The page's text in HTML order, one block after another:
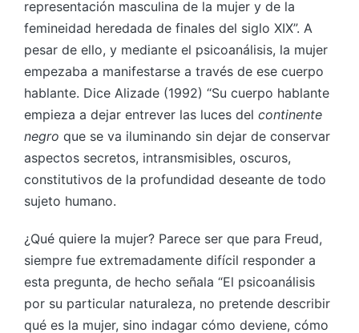
representación masculina de la mujer y de la
femineidad heredada de finales del siglo XIX”. A
pesar de ello, y mediante el psicoanálisis, la mujer
empezaba a manifestarse a través de ese cuerpo
hablante. Dice Alizade (1992) “Su cuerpo hablante
empieza a dejar entrever las luces del continente
negro que se va iluminando sin dejar de conservar
aspectos secretos, intransmisibles, oscuros,
constitutivos de la profundidad deseante de todo
sujeto humano.
¿Qué quiere la mujer? Parece ser que para Freud,
siempre fue extremadamente difícil responder a
esta pregunta, de hecho señala “El psicoanálisis
por su particular naturaleza, no pretende describir
qué es la mujer, sino indagar cómo deviene, cómo